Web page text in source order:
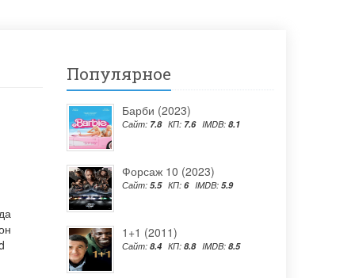
Популярное
Барби (2023)
Сайт: 7.8 КП: 7.6 IMDB: 8.1
Форсаж 10 (2023)
Сайт: 5.5 КП: 6 IMDB: 5.9
1+1 (2011)
Сайт: 8.4 КП: 8.8 IMDB: 8.5